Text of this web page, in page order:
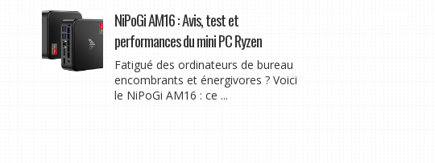
NiPoGi AM16 : Avis, test et
performances du mini PC Ryzen
Fatigué des ordinateurs de bureau
encombrants et énergivores ? Voici
le NiPoGi AM16 : ce ...